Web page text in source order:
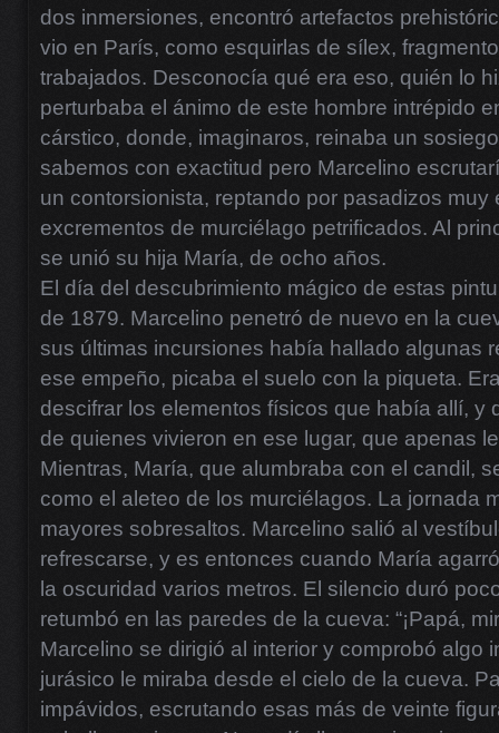
dos inmersiones, encontró artefactos
vio en París, como esquirlas de sílex,
trabajados. Desconocía qué era eso, quién lo
perturbaba el ánimo de este hombre intrépido
cárstico, donde, imaginaros, reinaba un
sabemos con exactitud pero Marcelino
un contorsionista, reptando por pasadizos muy
excrementos de murciélago petrificados. Al
se unió su hija María, de ocho años.
El día del descubrimiento mágico de estas
de 1879. Marcelino penetró de nuevo en la
sus últimas incursiones había hallado algunas
ese empeño, picaba el suelo con la piqueta.
descifrar los elementos físicos que había allí, y
de quienes vivieron en ese lugar, que apenas
Mientras, María, que alumbraba con el candil,
como el aleteo de los murciélagos. La jornada
mayores sobresaltos. Marcelino salió al
refrescarse, y es entonces cuando María
la oscuridad varios metros. El silencio duró
retumbó en las paredes de la cueva: “¡Papá,
Marcelino se dirigió al interior y comprobó algo
jurásico le miraba desde el cielo de la cueva.
impávidos, escrutando esas más de veinte